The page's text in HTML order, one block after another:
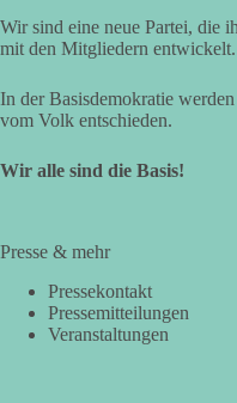
Wir sind eine neue Partei, die
mit den Mitgliedern entwickelt.
In der Basisdemokratie
vom Volk entschieden.
Wir alle sind die Basis!
Presse & mehr
Pressekontakt
Pressemitteilungen
Veranstaltungen